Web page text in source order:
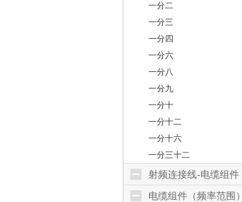
一分二
一分三
一分四
一分六
一分八
一分九
一分十
一分十二
一分十六
一分三十二
射频连接线-电缆组件
电缆组件（频率范围）